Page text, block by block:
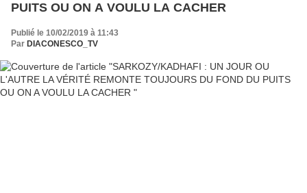
PUITS OU ON A VOULU LA CACHER
Publié le 10/02/2019 à 11:43
Par DIACONESCO_TV